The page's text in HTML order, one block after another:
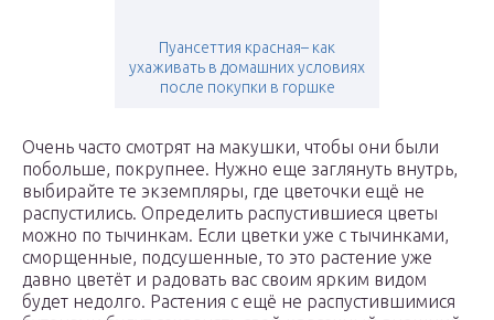
Пуансеттия красная– как
ухаживать в домашних условиях
после покупки в горшке
Очень часто смотрят на макушки, чтобы они были
побольше, покрупнее. Нужно еще заглянуть внутрь,
выбирайте те экземпляры, где цветочки ещё не
распустились. Определить распустившиеся цветы
можно по тычинкам. Если цветки уже с тычинками,
сморщенные, подсушенные, то это растение уже
давно цветёт и радовать вас своим ярким видом
будет недолго. Растения с ещё не распустившимися